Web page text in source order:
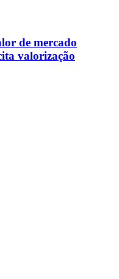
de mercado
valorização